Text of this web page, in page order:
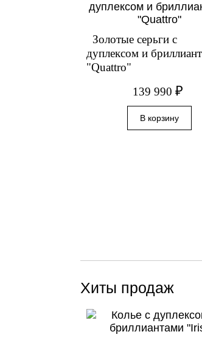
Золотые серьги с
дуплексом и
"Quattro"
139 990 ₽
Хиты продаж